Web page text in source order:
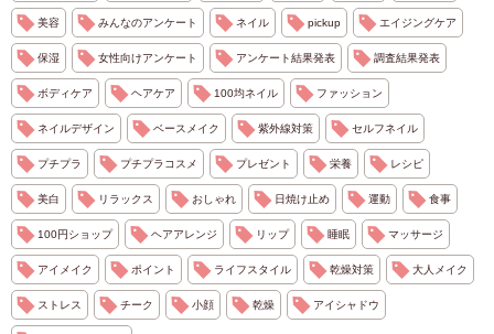
美容 みんなのアンケート ネイル pickup エイジングケア
保湿 女性向けアンケート アンケート結果発表 調査結果発表
ボディケア ヘアケア 100均ネイル ファッション
ネイルデザイン ベースメイク 紫外線対策 セルフネイル
プチプラ プチプラコスメ プレゼント 栄養 レシピ
美白 リラックス おしゃれ 日焼け止め 運動 食事
100円ショップ ヘアアレンジ リップ 睡眠 マッサージ
アイメイク ポイント ライフスタイル 乾燥対策 大人メイク
ストレス チーク 小顔 乾燥 アイシャドウ